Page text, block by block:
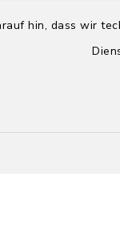
hin, dass wir